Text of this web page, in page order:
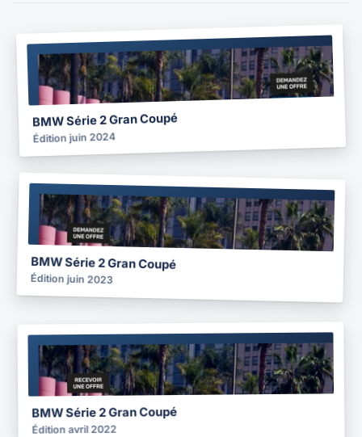
BROCHURE 2024
BMW Série 2 Gran Coupé
Édition juin 2024
BROCHURE
2023
BMW Série 2 Gran Coupé
Édition juin 2023
BROCHURE
2022
BMW Série 2 Gran Coupé
Édition avril 2022